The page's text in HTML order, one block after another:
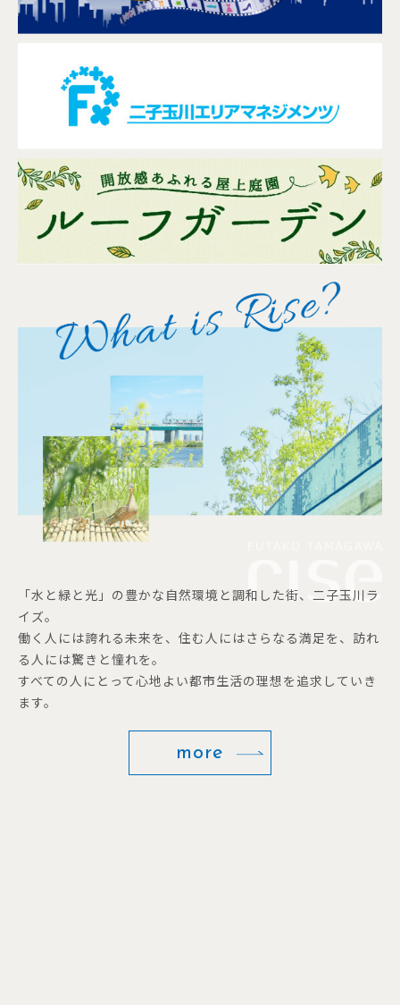
「水と緑と光」の豊かな自然環境と調和した街、二子玉川ラ
イズ。
働く人には誇れる未来を、住む人にはさらなる満足を、訪れ
る人には驚きと憧れを。
すべての人にとって心地よい都市生活の理想を追求していき
ます。
more